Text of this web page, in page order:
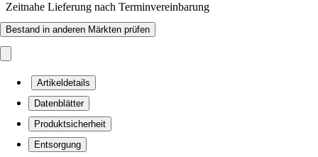
Zeitnahe Lieferung nach Terminvereinbarung
Bestand in anderen Märkten prüfen
Artikeldetails
Datenblätter
Produktsicherheit
Entsorgung